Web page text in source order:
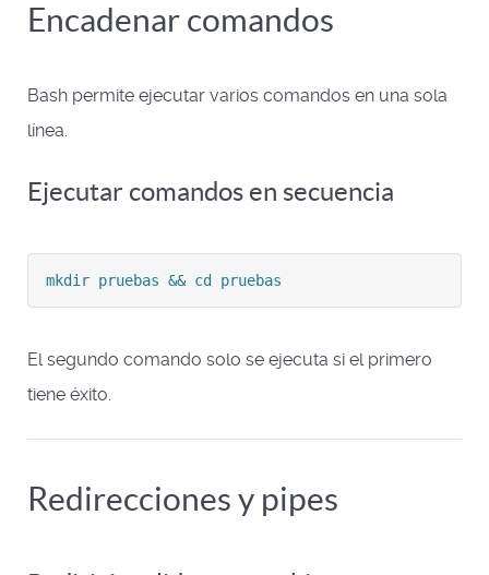
Encadenar comandos
Bash permite ejecutar varios comandos en una sola
línea.
Ejecutar comandos en secuencia
mkdir pruebas && cd pruebas
El segundo comando solo se ejecuta si el primero
tiene éxito.
Redirecciones y pipes